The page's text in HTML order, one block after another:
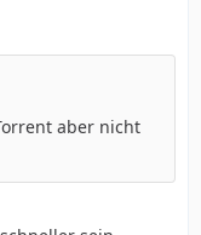
aber nicht